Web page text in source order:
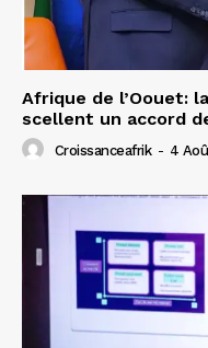
Afrique de l’Oouet:
scellent un accord
Croissanceafrik - 4